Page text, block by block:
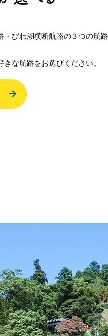
・びわ湖横断航路の３つの航路
な航路をお選びください。